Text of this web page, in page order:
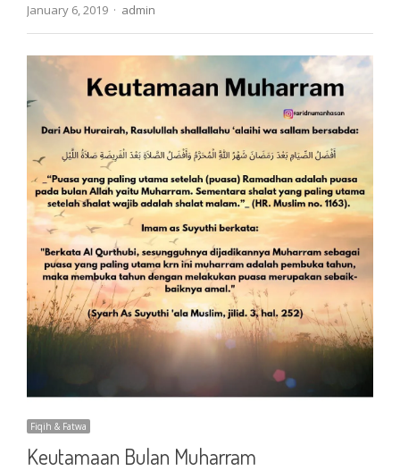
January 6, 2019
Author
admin
Fiqih & Fatwa
Keutamaan Bulan Muharram